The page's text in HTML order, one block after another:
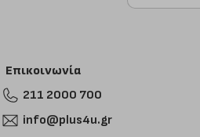
Επικοινωνία
211 2000 700
info@plus4u.gr